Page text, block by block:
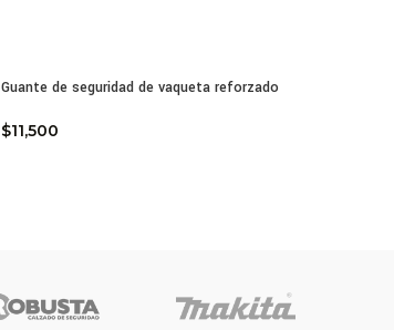
Guante de seguridad de vaqueta reforzado
$11,500